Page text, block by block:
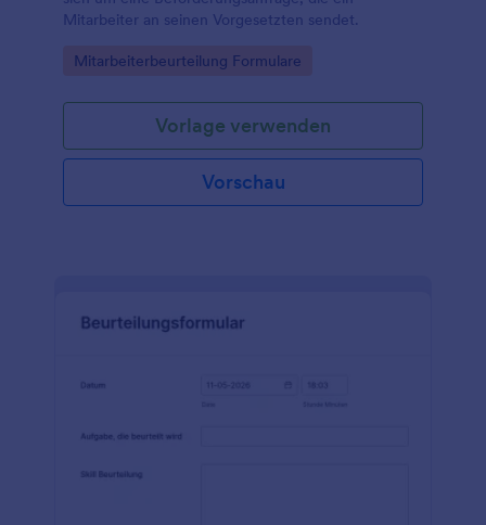
Mitarbeiter an seinen Vorgesetzten sendet.
Go to Category:
Mitarbeiterbeurteilung Formulare
Vorlage verwenden
Vorschau